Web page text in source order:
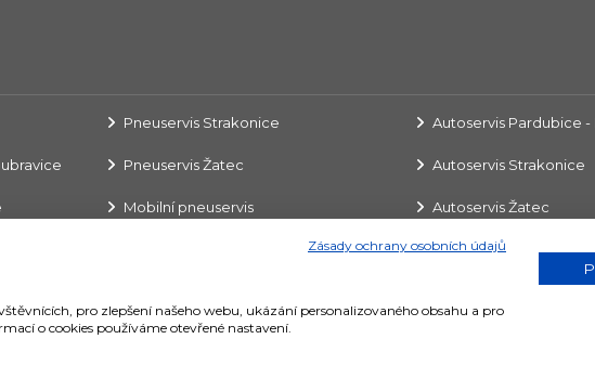
Pneuservis Strakonice
Pneuservis Žatec
Mobilní pneuservis
Autoservis Pardubice
Autoservis Strakonice
Autoservis Žatec
ZÁKAZNICKÉ
Zásady ochrany osobních údajů
pro zlepšení našeho webu, ukázání personalizovaného obsahu a pro
o cookies používáme otevřené nastavení.